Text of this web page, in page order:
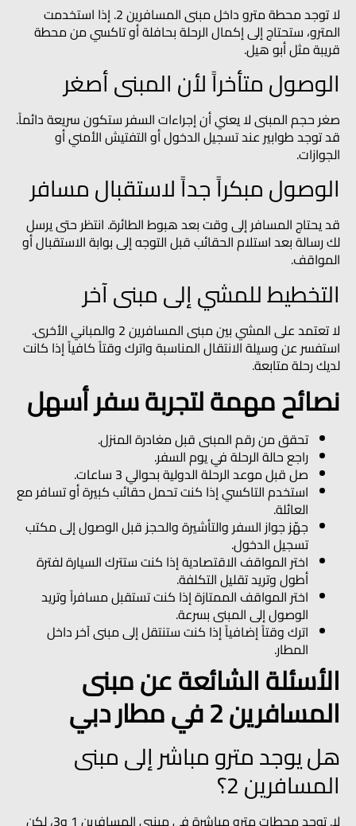
لا توجد محطة مترو داخل مبنى المسافرين 2. إذا استخدمت
المترو، ستحتاج إلى إكمال الرحلة بحافلة أو تاكسي من محطة
قريبة مثل أبو هيل.
الوصول متأخراً لأن المبنى أصغر
صغر حجم المبنى لا يعني أن إجراءات السفر ستكون سريعة دائماً.
قد توجد طوابير عند تسجيل الدخول أو التفتيش الأمني أو
الجوازات.
الوصول مبكراً جداً لاستقبال مسافر
قد يحتاج المسافر إلى وقت بعد هبوط الطائرة. انتظر حتى يرسل
لك رسالة بعد استلام الحقائب قبل التوجه إلى بوابة الاستقبال أو
المواقف.
التخطيط للمشي إلى مبنى آخر
لا تعتمد على المشي بين مبنى المسافرين 2 والمباني الأخرى.
استفسر عن وسيلة الانتقال المناسبة واترك وقتاً كافياً إذا كانت
لديك رحلة متابعة.
نصائح مهمة لتجربة سفر أسهل
تحقق من رقم المبنى قبل مغادرة المنزل.
راجع حالة الرحلة في يوم السفر.
صل قبل موعد الرحلة الدولية بحوالي 3 ساعات.
استخدم التاكسي إذا كنت تحمل حقائب كبيرة أو تسافر مع
العائلة.
جهّز جواز السفر والتأشيرة والحجز قبل الوصول إلى مكتب
تسجيل الدخول.
اختر المواقف الاقتصادية إذا كنت ستترك السيارة لفترة
أطول وتريد تقليل التكلفة.
اختر المواقف الممتازة إذا كنت تستقبل مسافراً وتريد
الوصول إلى المبنى بسرعة.
اترك وقتاً إضافياً إذا كنت ستنتقل إلى مبنى آخر داخل
المطار.
الأسئلة الشائعة عن مبنى
المسافرين 2 في مطار دبي
هل يوجد مترو مباشر إلى مبنى
المسافرين 2؟